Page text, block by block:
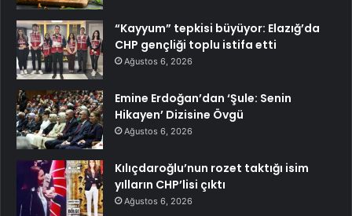
“Kayyum” tepkisi büyüyor: Elazığ’da
CHP gençliği toplu istifa etti
Ağustos 6, 2026
Emine Erdoğan’dan ‘Şule: Senin
Hikayen’ Dizisine Övgü
Ağustos 6, 2026
Kılıçdaroğlu’nun rozet taktığı isim
yılların CHP’lisi çıktı
Ağustos 6, 2026